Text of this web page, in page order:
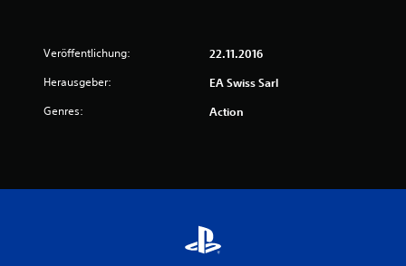
Veröffentlichung: 22.11.2016
Herausgeber: EA Swiss Sarl
Genres: Action